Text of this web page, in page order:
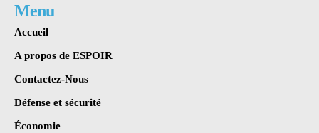
Menu
Accueil
A propos de ESPOIR
Contactez-Nous
Défense et sécurité
Économie